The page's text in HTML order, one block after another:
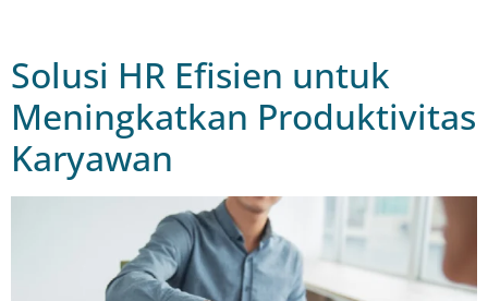
Solusi HR Efisien untuk
Meningkatkan Produktivitas
Karyawan